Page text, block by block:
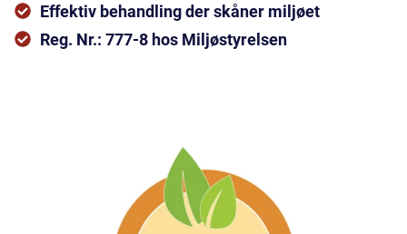
Effektiv behandling der skåner miljøet
Reg. Nr.: 777-8 hos Miljøstyrelsen